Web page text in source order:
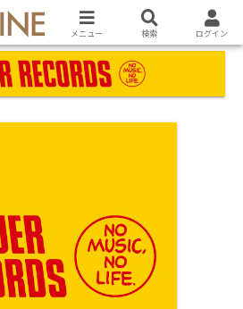
メニュー 検索 ログイン